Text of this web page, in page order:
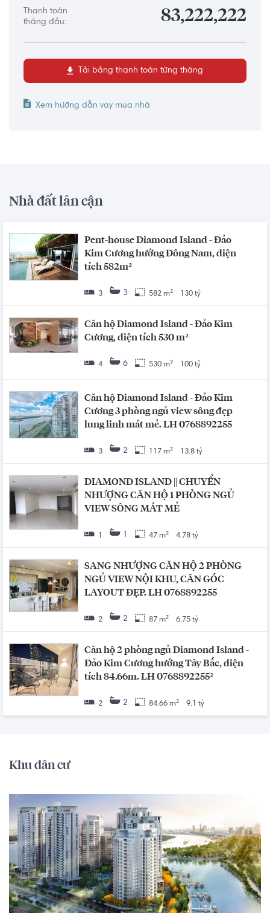
Thanh toán
tháng đầu:
83,222,222
Tải bảng thanh toán từng tháng
Xem hướng dẫn vay mua nhà
Nhà đất lân cận
Pent-house Diamond Island - Đảo
Kim Cương hướng Đông Nam, diện
tích 582m²
3 3 582 m² 130 tỷ
Căn hộ Diamond Island - Đảo Kim
Cương, diện tích 530 m²
4 6 530 m² 100 tỷ
Căn hộ Diamond Island - Đảo Kim
Cương 3 phòng ngủ view sông đẹp
lung linh mát mẻ. LH 0768892255
3 2 117 m² 13.8 tỷ
DIAMOND ISLAND || CHUYỂN
NHƯỢNG CĂN HỘ 1 PHÒNG NGỦ
VIEW SÔNG MÁT MẺ
1 47 m² 4.78 tỷ
SANG NHƯỢNG CĂN HỘ 2 PHÒNG
NGỦ VIEW NỘI KHU, CĂN GÓC
LAYOUT ĐẸP. LH 0768892255
2 2 87 m² 6.75 tỷ
Căn hộ 2 phòng ngủ Diamond Island -
Đảo Kim Cương hướng Tây Bắc, diện
tích 84.66m. LH 0768892255²
2 2 84.66 m² 9.1 tỷ
Khu dân cư